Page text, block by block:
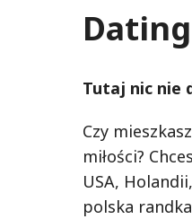
Tutaj nic nie
Czy
miłości?
USA,
polska